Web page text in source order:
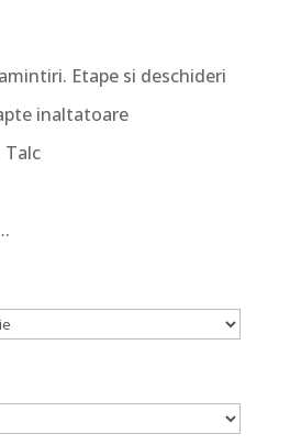
Etape si deschideri
inaltatoare
Talc